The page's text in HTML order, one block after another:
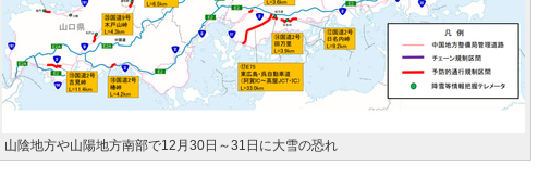
山陰地方や山陽地方南部で12月30日～31日に大雪の恐れ